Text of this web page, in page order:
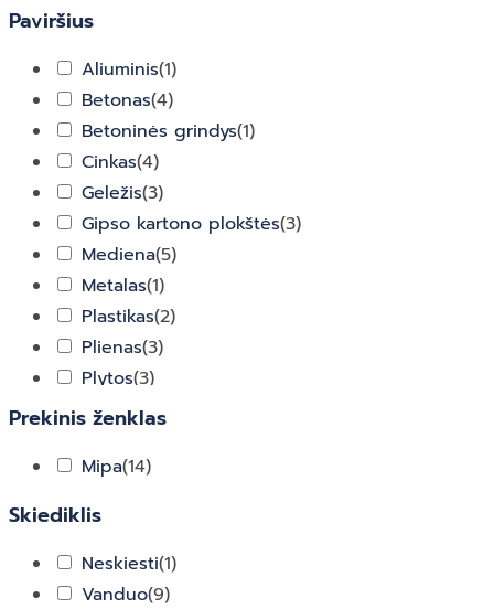
Paviršius
Aliuminis(1)
Betonas(4)
Betoninės grindys(1)
Cinkas(4)
Geležis(3)
Gipso kartono plokštės(3)
Mediena(5)
Metalas(1)
Plastikas(2)
Plienas(3)
Plytos(3)
Spalvotas Metalas
Tapetai(2
Tinkas
Prekinis ženklas
Mipa(14)
Skiediklis
Neskiesti(1)
Vanduo(9)